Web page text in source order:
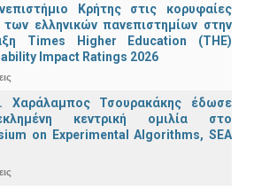
Κρήτης στις κορυφαίες
των ελληνικών πανεπιστημίων στην
Times Higher Education (ΤΗΕ)
Impact Ratings 2026
Χαράλαμπος Τσουρακάκης έδωσε
κεντρική ομιλία στο
on Experimental Algorithms, SEA